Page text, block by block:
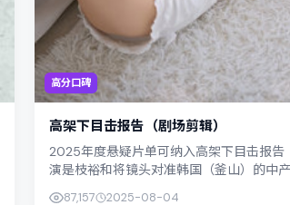
高分口碑
高架下目击报告（剧场剪辑）
2025年度悬疑片单可纳入高架下目击报告
演是枝裕和将镜头对准韩国（釜山）的中
87,157 2025-08-04